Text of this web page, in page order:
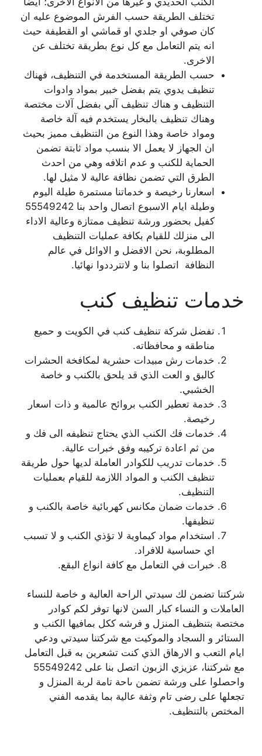
تختلف الطريقة حسب الفرش الموضوع عليه ان
كان صوفي او جلدي او قماشي او القطيفة حيث
انه يتم التعامل مع كل نوع بطريقة تختلف عن
الاخرى.
حسب الطريقة المستخدمة في التنظيف، فهناك
تنظيف يدوي يتم بفضل خبير بمواد وادوات
التنظيف و هناك تنظيف آلي بفضل آلات مختصة
وهناك تنظيف بالبخار يستخدم فيه آلة خاصة
ومواد خاصة وهذا النوع من التنظيف مميز بحيث
ان الجهاز لا يعمل الا بنسب مواد ثابتة تضمن
الحماية للكنب و عدم اتلافه وهي من احدث
الطرق التي تضمن نظافة عالية لا مثيل لها.
اسعارنا رخيصة و خدماتنا مستمرة طيلة اليوم
وطيلة ايام الاسبوع اتصال واحد بنا 55549242
كفيل بحضور ورشة تنظيف ممتازة وعالية الاداء
الى منزلك للقيام بكافة عمليات التنظيف
المطلوبة، نحن الافضل و الاوائل في عالم
النظافة اتصلوا بنا و لاتترددوا نهائيا.
خدمات تنظيف كنب
تفضل شركة تنظيف كنب في الكويت و حميع
مناطقه و محافظاته.
خدمات رش مبيدات حشرية لمكافخة الحشرات
كالبق و العت الذي قد يلحق بالكنب و خاصة
الخشبي.
خدمة تعطير الكنب بروائح عالمية و ذات اسعار
رخيصة.
خدمات فك الكنب الذي يحتاج تنظيفه الى فك و
من ثم اعادة تركيبه وفق خبرات عالية.
خدمات تدريب للكوادر العاملة لديها حول طريقة
تنظيف الكنب و المواد اللازمة للقيام بعمليات
التنظيف.
خدمات ضمان مكانس كهربائية خاصة بالكنب و
تنظيفها.
استخدام مواد كيماوية لا تؤذي الكنب و لا تسبب
اي حساسية للافراد.
خبرات في التعامل مع كافة انواع البقع.
شركتنا تضمن لك سيدتي الراحة العالية و خاصة للنساء
العاملات و النساء كبار السن لانها توفر لكم كوادر
مختصة بتنظيف المنزل و فرشه ككل بمافيها الكنب و
الستائر و السجاد والموكيت مع شركتنا سيدتي ودعي
ايام التعب و الارهاق الذي كنت تشعرين به قبل التعامل
مع شركتنا، عزيزي الزبون اتصل بنا على 55549242
واحصلوا على ورشة تضمن ىاحة تامة لربة المنزل و
تجعلها على رضى تام وثفة عالية بما يقدمه الفني
المختص بالتنظيف.